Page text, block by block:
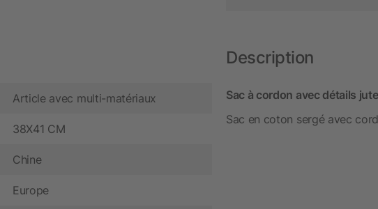
Article avec multi-matériaux
38X41 CM
Chine
Europe
Description
Sac à cordon avec détails
Sac en coton sergé avec